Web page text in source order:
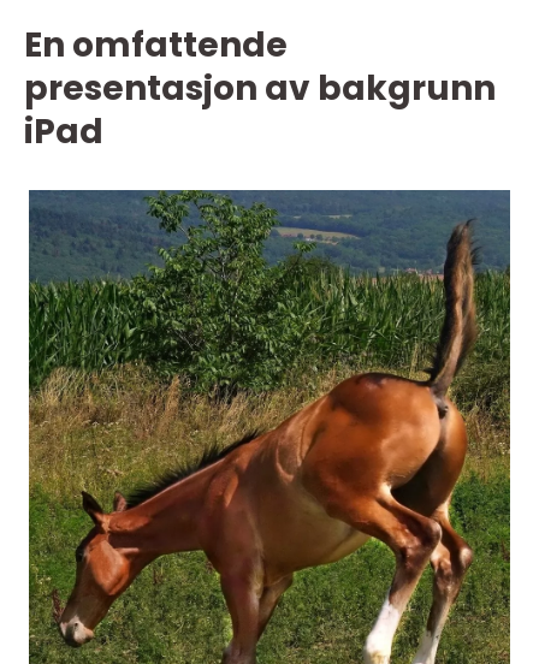
En omfattende
presentasjon av bakgrunn
iPad